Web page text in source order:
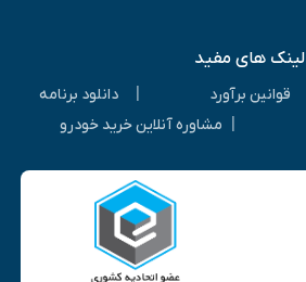
لینک های مفید
قوانین برآورد
دانلود برنامه
مشاوره آنلاین خرید خودرو